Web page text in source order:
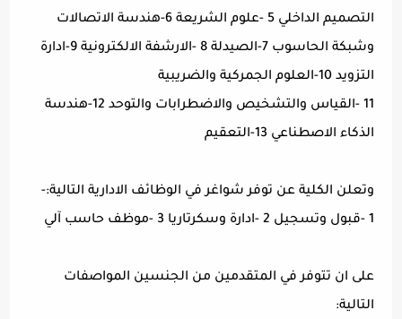
التصميم الداخلي 5 -علوم الشريعة 6-هندسة الاتصالات
وشبكة الحاسوب 7-الصيدلة 8 -الارشفة الالكترونية 9-ادارة
التزويد 10-العلوم الجمركية والضريبية
11 -القياس والتشخيص والاضطرابات والتوحد 12-هندسة
الذكاء الاصطناعي 13-التعقيم
وتعلن الكلية عن توفر شواغر في الوظائف الادارية التالية:-
1 -قبول وتسجيل 2 -ادارة وسكرتاريا 3 -موظف حاسب آلي
على ان تتوفر في المتقدمين من الجنسين المواصفات
التالية: